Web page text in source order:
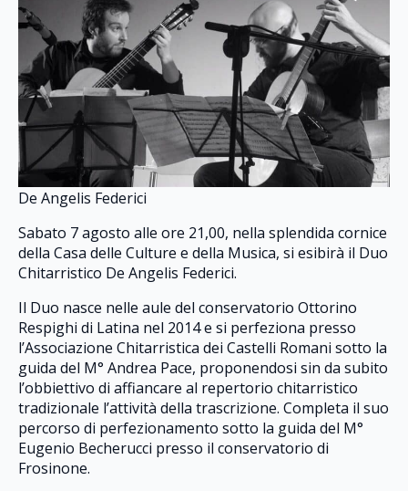
De Angelis Federici
Sabato 7 agosto alle ore 21,00, nella splendida cornice
della Casa delle Culture e della Musica, si esibirà il Duo
Chitarristico De Angelis Federici.
Il Duo nasce nelle aule del conservatorio Ottorino
Respighi di Latina nel 2014 e si perfeziona presso
l’Associazione Chitarristica dei Castelli Romani sotto la
guida del M° Andrea Pace, proponendosi sin da subito
l’obbiettivo di affiancare al repertorio chitarristico
tradizionale l’attività della trascrizione. Completa il suo
percorso di perfezionamento sotto la guida del M°
Eugenio Becherucci presso il conservatorio di
Frosinone.